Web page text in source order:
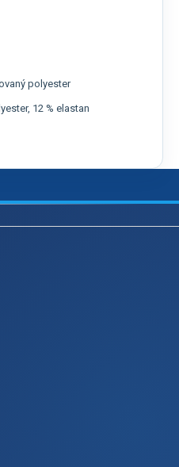
polyester
12 % elastan